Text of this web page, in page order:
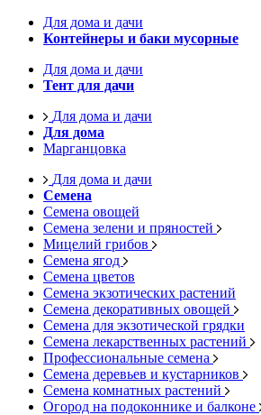
Для дома и дачи
Контейнеры и баки мусорные
Для дома и дачи
Тент для дачи
Для дома и дачи
Для дома
Марганцовка
Для дома и дачи
Семена
Семена овощей
Семена зелени и пряностей
Мицелий грибов
Семена ягод
Семена цветов
Семена экзотических растений
Семена декоративных овощей
Семена для экзотической грядки
Семена лекарственных растений
Профессиональные семена
Семена деревьев и кустарников
Семена комнатных растений
Огород на подоконнике и балконе